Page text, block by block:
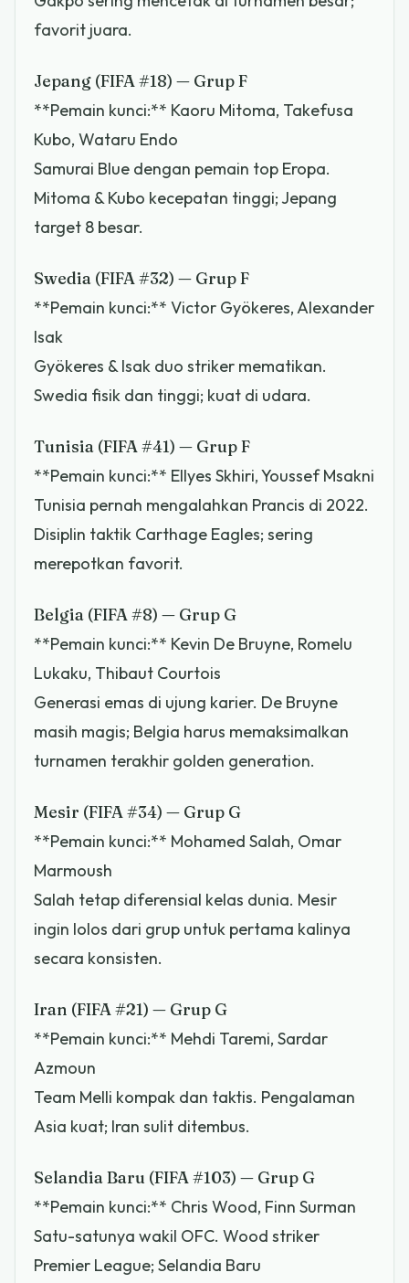
favorit juara.
Jepang (FIFA #18) — Grup F
**Pemain kunci:** Kaoru Mitoma, Takefusa
Kubo, Wataru Endo
Samurai Blue dengan pemain top Eropa.
Mitoma & Kubo kecepatan tinggi; Jepang
target 8 besar.
Swedia (FIFA #32) — Grup F
**Pemain kunci:** Victor Gyökeres, Alexander
Isak
Gyökeres & Isak duo striker mematikan.
Swedia fisik dan tinggi; kuat di udara.
Tunisia (FIFA #41) — Grup F
**Pemain kunci:** Ellyes Skhiri, Youssef Msakni
Tunisia pernah mengalahkan Prancis di 2022.
Disiplin taktik Carthage Eagles; sering
merepotkan favorit.
Belgia (FIFA #8) — Grup G
**Pemain kunci:** Kevin De Bruyne, Romelu
Lukaku, Thibaut Courtois
Generasi emas di ujung karier. De Bruyne
masih magis; Belgia harus memaksimalkan
turnamen terakhir golden generation.
Mesir (FIFA #34) — Grup G
**Pemain kunci:** Mohamed Salah, Omar
Marmoush
Salah tetap diferensial kelas dunia. Mesir
ingin lolos dari grup untuk pertama kalinya
secara konsisten.
Iran (FIFA #21) — Grup G
**Pemain kunci:** Mehdi Taremi, Sardar
Azmoun
Team Melli kompak dan taktis. Pengalaman
Asia kuat; Iran sulit ditembus.
Selandia Baru (FIFA #103) — Grup G
**Pemain kunci:** Chris Wood, Finn Surman
Satu-satunya wakil OFC. Wood striker
Premier League; Selandia Baru